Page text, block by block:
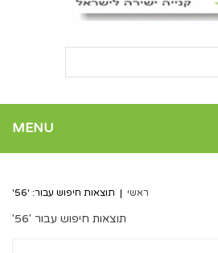
MENU
ראשי | תוצאות חיפוש עבור: '56'
תוצאות חיפוש עבור '56'